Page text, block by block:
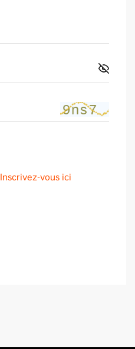
Inscrivez-vous ici